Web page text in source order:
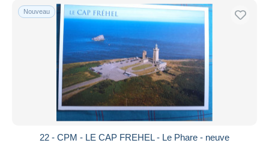
Nouveau
22 - CPM - LE CAP FREHEL - Le Phare - neuve